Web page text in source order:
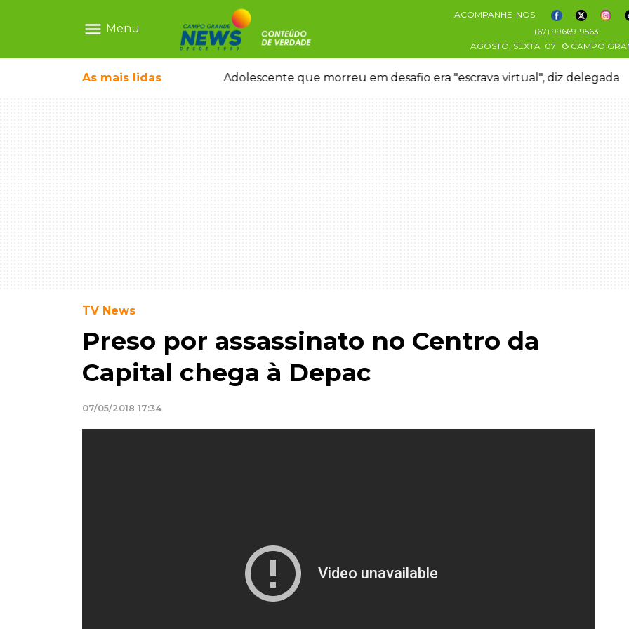
menu Menu
ACOMPANHE-NOS
(67) 99669-9563
AGOSTO, SEXTA 07 CAMPO
As mais lidas
ganhar dia oficial em MS Adolescente que morreu em desafio era "escrava virtual", diz delegada
TV News
Preso por assassinato no Centro da
Capital chega à Depac
07/05/2018 17:34